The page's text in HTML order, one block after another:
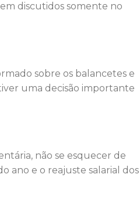
discutidos somente no
sobre os balancetes e
uma decisão importante
não se esquecer de
ano e o reajuste salarial dos